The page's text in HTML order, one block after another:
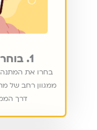
1. בוחרים את המתנה
בחרו את המתנה
ממגוון רחב של
דרך